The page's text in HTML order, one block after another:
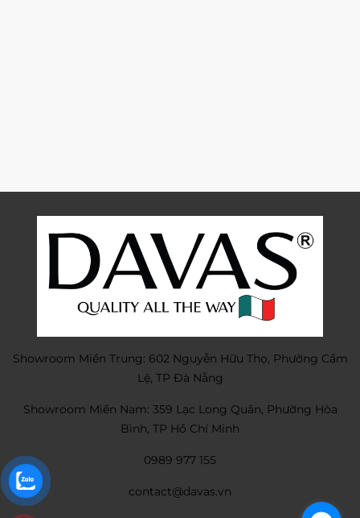
Showroom Miền Trung: 602 Nguyễn Hữu Thọ, Phường Cẩm
Lệ, TP Đà Nẵng
Showroom Miền Nam: 359 Lạc Long Quân, Phường Hòa
Bình, TP Hồ Chí Minh
0989 977 155
contact@davas.vn